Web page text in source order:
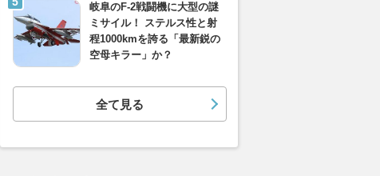
岐阜のF-2戦闘機に大型の謎
ミサイル！ ステルス性と射
程1000kmを誇る「最新鋭の
空母キラー」か？
全て見る